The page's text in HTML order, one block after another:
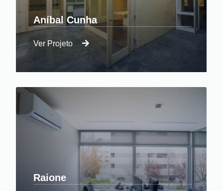
Aníbal Cunha
Construção chave na mão de moradia
Ver Projeto
Raione